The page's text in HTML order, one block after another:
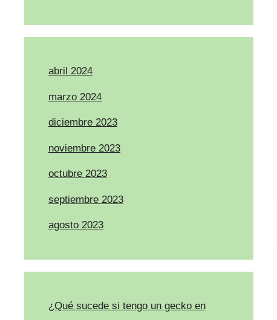
abril 2024
marzo 2024
diciembre 2023
noviembre 2023
octubre 2023
septiembre 2023
agosto 2023
¿Qué sucede si tengo un gecko en